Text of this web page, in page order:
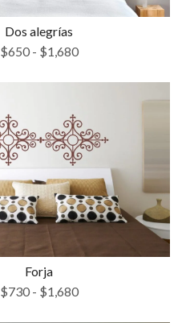
Dos alegrías
$650 - $1,680
Forja
$730 - $1,680